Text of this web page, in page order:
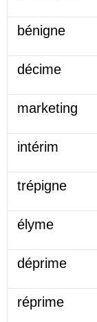
bénigne
décime
marketing
intérim
trépigne
élyme
déprime
réprime